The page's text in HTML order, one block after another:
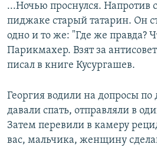
...Ночью проснулся. Напротив
пиджаке старый татарин. Он
одно и то же: "Где же правда?
Парикмахер. Взят за
писал в книге Кусургашев.
Георгия водили на допросы по
давали спать, отправляли в
Затем перевили в камеру
вас, мальчика, женщину